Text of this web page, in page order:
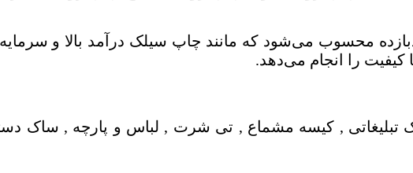
محسوب می‌شود که مانند چاپ سیلک درآمد بالا و
تبلیغاتی , کیسه مشماع , تی شرت , لباس و پارچه , ساک